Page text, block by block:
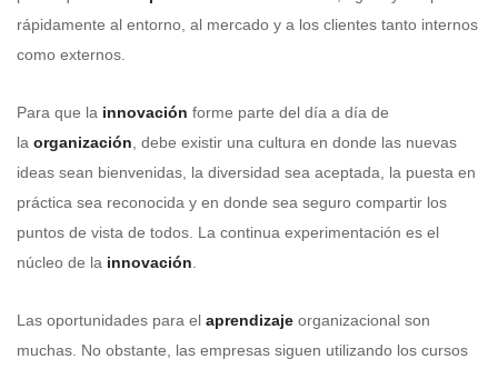
rápidamente al entorno, al mercado y a los clientes tanto internos
como externos.
Para que la innovación forme parte del día a día de
la organización , debe existir una cultura en donde las nuevas
ideas sean bienvenidas, la diversidad sea aceptada, la puesta en
práctica sea reconocida y en donde sea seguro compartir los
puntos de vista de todos. La continua experimentación es el
núcleo de la innovación
Las oportunidades para el aprendizaje organizacional son
muchas. No obstante, las empresas siguen utilizando los cursos